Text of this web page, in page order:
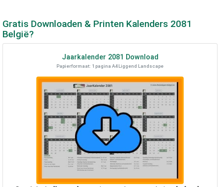
Gratis Downloaden & Printen Kalenders 2081
België?
Jaarkalender 2081 Download
Papierformaat: 1 pagina A4 Liggend Landscape